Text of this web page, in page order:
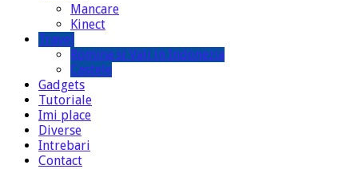
Mancare
Kinect
Travel
Romina si Vali in Indonezia
Castele
Gadgets
Tutoriale
Imi place
Diverse
Intrebari
Contact